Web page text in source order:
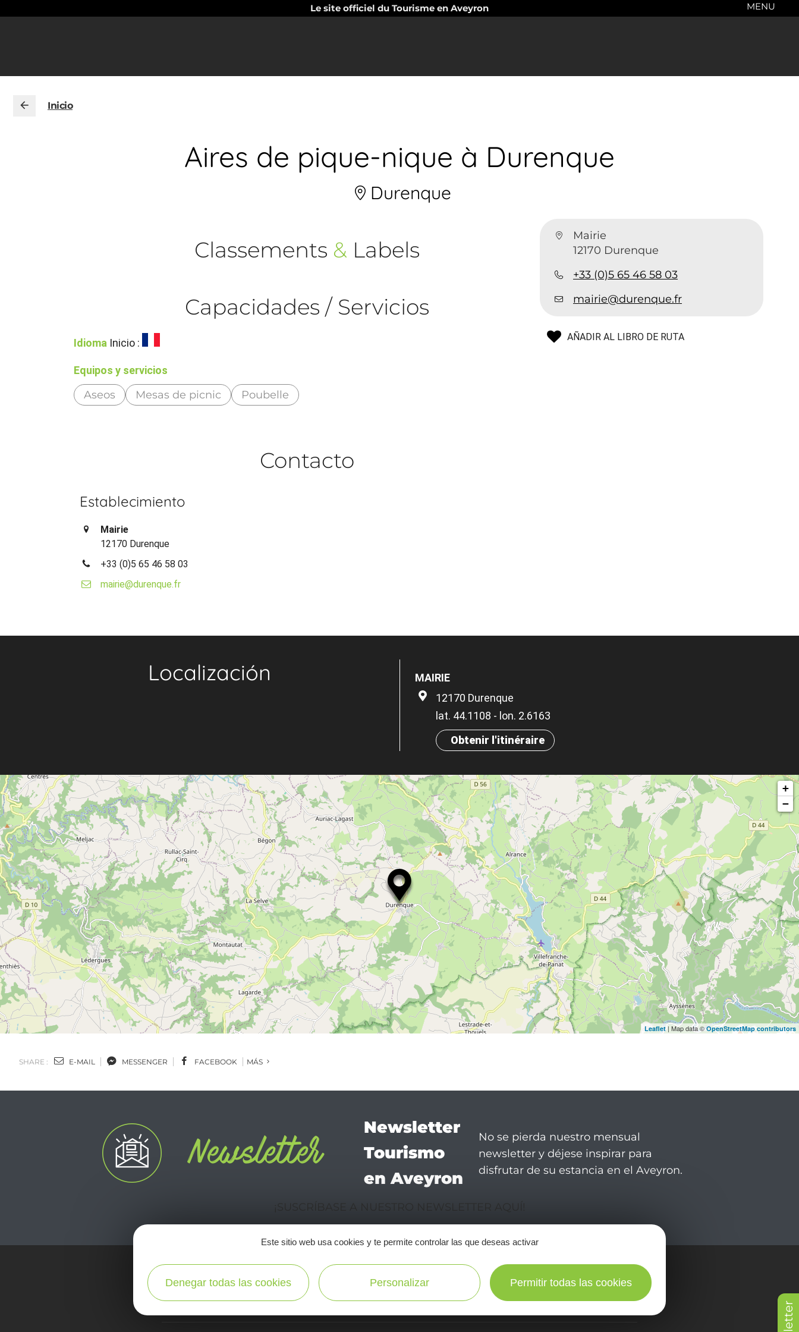
Le site officiel du Tourisme en Aveyron MENU
Inicio
Aires de pique-nique à Durenque
Durenque
Mairie
12170 Durenque
+33 (0)5 65 46 58 03
mairie@durenque.fr
AÑADIR AL LIBRO DE RUTA
Classements & Labels
Capacidades / Servicios
Idioma Inicio :
Equipos y servicios
Aseos Mesas de picnic Poubelle
Contacto
Establecimiento
Mairie
12170 Durenque
+33 (0)5 65 46 58 03
mairie@durenque.fr
Localización
MAIRIE
12170 Durenque
lat. 44.1108 - lon. 2.6163
Obtenir l'itinéraire
+
−
Leaflet| Map data ©OpenStreetMap contributors
SHARE : E-MAIL MESSENGER FACEBOOK MÁS
Newsletter
Tourismo
en Aveyron
No se pierda nuestro mensual
newsletter y déjese inspirar para
disfrutar de su estancia en el Aveyron.
¡SUSCRÍBASE A NUESTRO NEWSLETTER AQUÍ!
carta
informaciones
en fotos
Este sitio web usa cookies y te permite controlar las que deseas activar
Denegar todas las cookies Personalizar Permitir todas las cookies